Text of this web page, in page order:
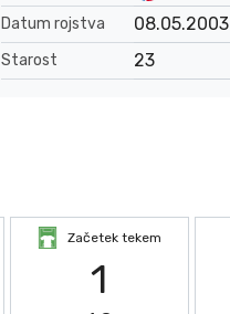
Datum rojstva
08.05.2003
Starost 23
Začetek tekem
1